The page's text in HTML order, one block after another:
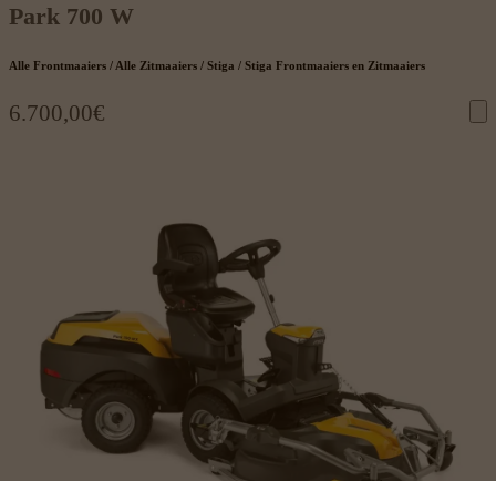
Park 700 W
Alle Frontmaaiers / Alle Zitmaaiers / Stiga / Stiga Frontmaaiers en Zitmaaiers
6.700,00€